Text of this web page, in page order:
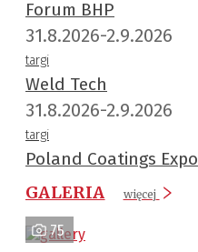
Forum BHP
31.8.2026-2.9.2026
targi
Weld Tech
31.8.2026-2.9.2026
targi
Poland Coatings Expo
GALERIA
więcej
75